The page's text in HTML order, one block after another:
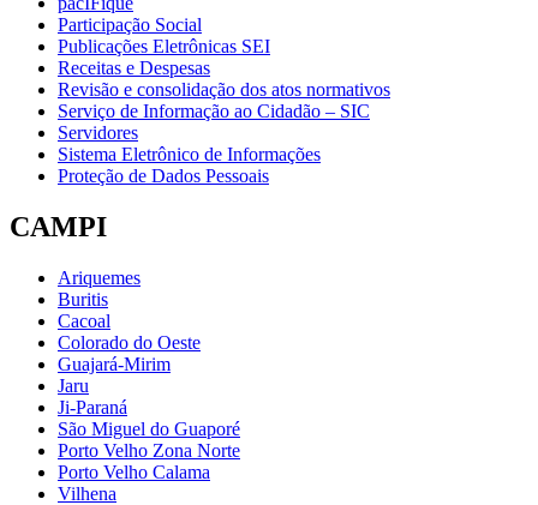
Participação Social
Publicações Eletrônicas SEI
Receitas e Despesas
Revisão e consolidação dos atos normativos
Serviço de Informação ao Cidadão – SIC
Servidores
Sistema Eletrônico de Informações
Proteção de Dados Pessoais
CAMPI
Ariquemes
Buritis
Cacoal
Colorado do Oeste
Guajará-Mirim
Jaru
Ji-Paraná
São Miguel do Guaporé
Porto Velho Zona Norte
Porto Velho Calama
Vilhena